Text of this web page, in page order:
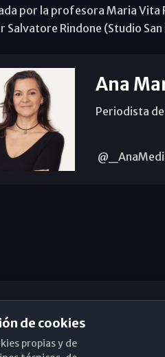
por la profesora Maria Vita
Salvatore Rindone (Studio San
Ana
Periodista
de cookies
propias y de